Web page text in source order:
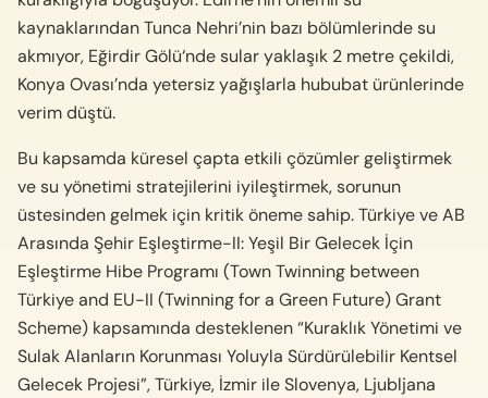
kaynaklarından Tunca Nehri’nin bazı bölümlerinde su
akmıyor, Eğirdir Gölü‘nde sular yaklaşık 2 metre çekildi,
Konya Ovası’nda yetersiz yağışlarla hububat ürünlerinde
verim düştü.
Bu kapsamda küresel çapta etkili çözümler geliştirmek
ve su yönetimi stratejilerini iyileştirmek, sorunun
üstesinden gelmek için kritik öneme sahip. Türkiye ve AB
Arasında Şehir Eşleştirme-II: Yeşil Bir Gelecek İçin
Eşleştirme Hibe Programı (Town Twinning between
Türkiye and EU-II (Twinning for a Green Future) Grant
Scheme) kapsamında desteklenen “Kuraklık Yönetimi ve
Sulak Alanların Korunması Yoluyla Sürdürülebilir Kentsel
Gelecek Projesi”, Türkiye, İzmir ile Slovenya, Ljubljana